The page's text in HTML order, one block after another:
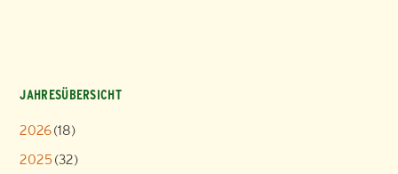
JAHRESÜBERSICHT
2026(18)
2025 (32)